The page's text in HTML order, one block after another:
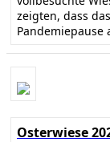
zeigten, dass
Pandemiepause
Osterwiese